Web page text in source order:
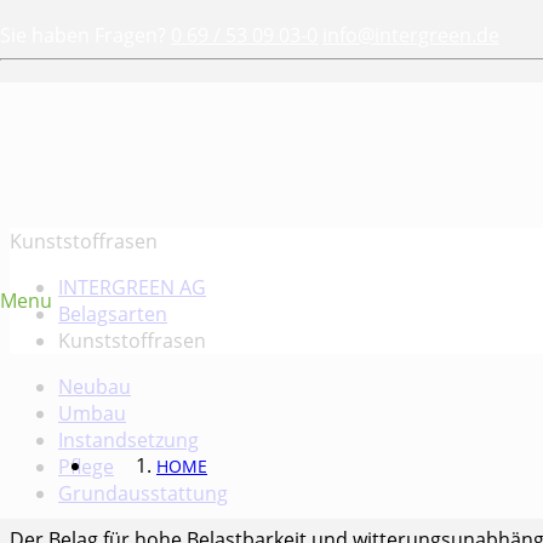
Menu
HOME
Kunststoffrasen
INTERGREEN AG
Belagsarten
Kunststoffrasen
Neubau
Umbau
Instandsetzung
Pflege
Grundausstattung